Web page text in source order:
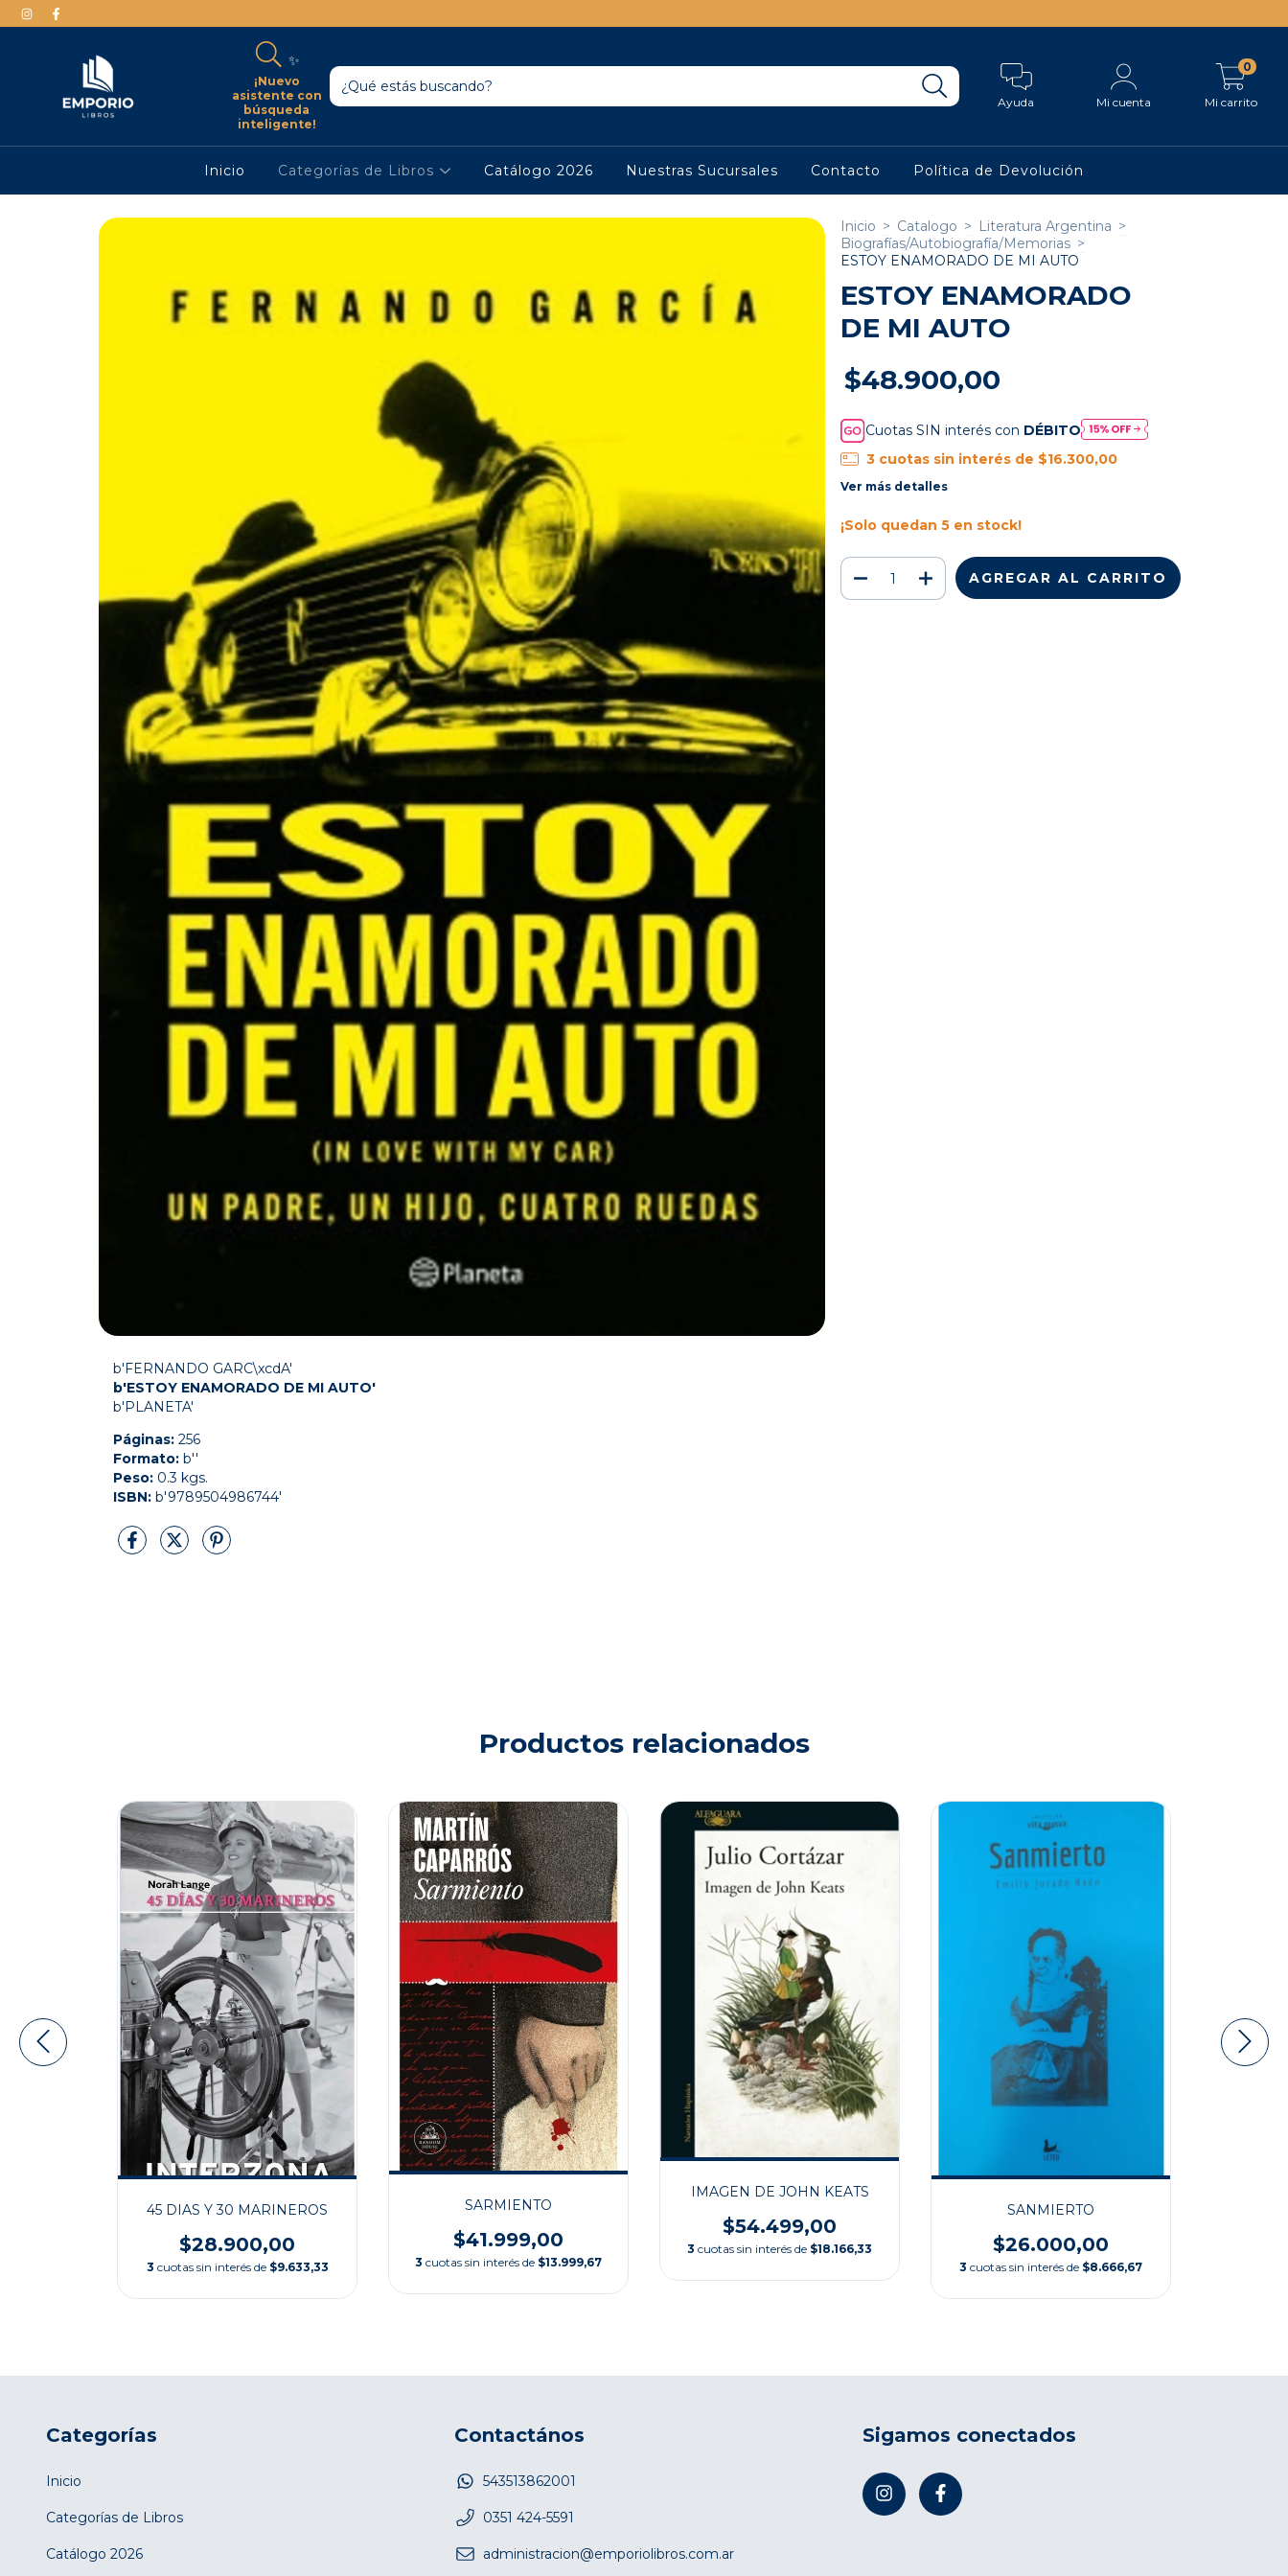
✨
¡Nuevo
asistente con
búsqueda
inteligente!
Ayuda Mi cuenta Mi carrito
0
Inicio Categorías de Libros Catálogo 2026 Nuestras Sucursales Contacto Política de Devolución
b'FERNANDO GARC\xcdA'
b'ESTOY ENAMORADO DE MI AUTO'
b'PLANETA'
Páginas: 256
Formato: b''
Peso: 0.3 kgs.
ISBN: b'9789504986744'
Inicio > Catalogo > Literatura Argentina >
Biografías/Autobiografía/Memorias >
ESTOY ENAMORADO DE MI AUTO
ESTOY ENAMORADO
DE MI AUTO
$48.900,00
Cuotas SIN interés con DÉBITO
3 cuotas sin interés de $16.300,00
Ver más detalles
¡Solo quedan 5 en stock!
Productos relacionados
45 DIAS Y 30 MARINEROS
$28.900,00
3 cuotas sin interés de $9.633,33
SARMIENTO
$41.999,00
3 cuotas sin interés de $13.999,67
IMAGEN DE JOHN KEATS
$54.499,00
3 cuotas sin interés de $18.166,33
SANMIERTO
$26.000,00
3 cuotas sin interés de $8.666,67
Categorías
Inicio
Categorías de Libros
Catálogo 2026
Contactános
543513862001
0351 424-5591
administracion@emporiolibros.com.ar
Sigamos conectados